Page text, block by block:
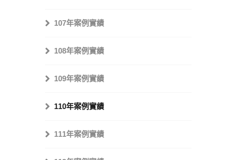
107年案例實績
108年案例實績
109年案例實績
110年案例實績
111年案例實績